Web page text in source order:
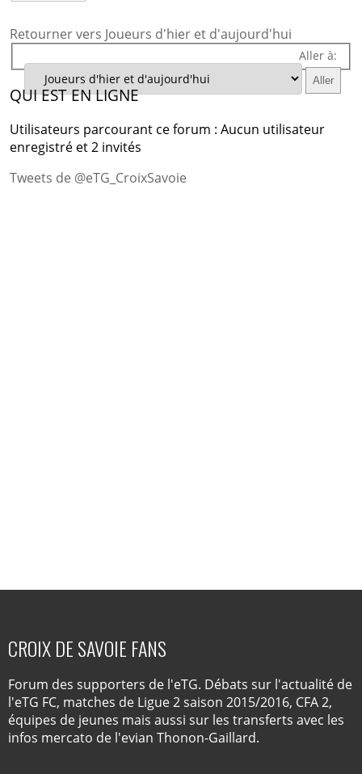
Retourner vers Joueurs d'hier et d'aujourd'hui
Aller à:
QUI EST EN LIGNE
Utilisateurs parcourant ce forum : Aucun utilisateur
enregistré et 2 invités
Tweets de @eTG_CroixSavoie
CROIX DE SAVOIE FANS
Forum des supporters de l'eTG. Débats sur l'actualité de
l'eTG FC, matches de Ligue 2 saison 2015/2016, CFA 2,
équipes de jeunes mais aussi sur les transferts avec les
infos mercato de l'evian Thonon-Gaillard.